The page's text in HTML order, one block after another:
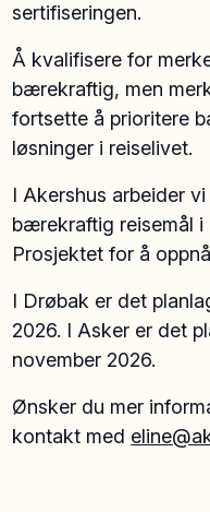
sertifiseringen.
Å kvalifisere for
bærekraftig, men
fortsette å prioritere
løsninger i reiselivet.
I Akershus arbeider
bærekraftig reisemål
Prosjektet for å
I Drøbak er det
2026. I Asker er det
november 2026.
Ønsker du mer
kontakt med